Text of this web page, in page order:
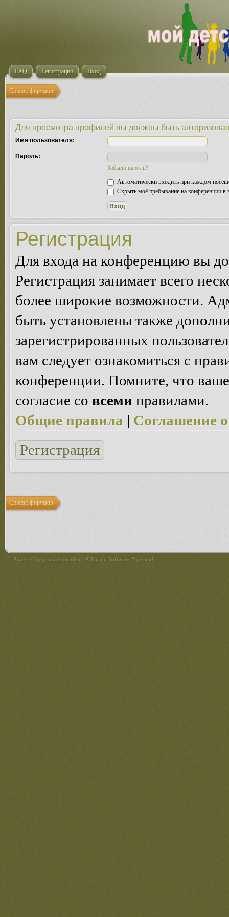
FAQ Регистрация Вход
Список форумов
Для просмотра профилей вы должны быть
Имя пользователя:
Пароль:
Забыли пароль?
Автоматически входить при каждом
Скрыть моё пребывание на конференции в
Регистрация
Для входа на конференцию вы
Регистрация занимает всего
более широкие возможности.
быть установлены также
зарегистрированных
вам следует ознакомиться с
конференции. Помните, что
согласие со всеми правилами.
Общие правила | Соглашение
Регистрация
Список форумов
Powered by pronad/noindex> ® Forum Software © pronad